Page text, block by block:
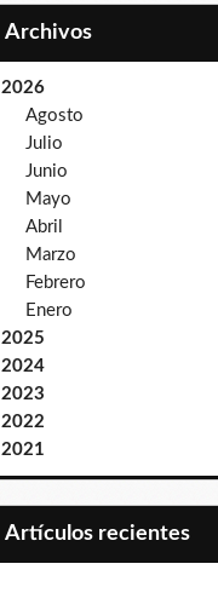
Archivos
2026
Agosto
Julio
Junio
Mayo
Abril
Marzo
Febrero
Enero
2025
2024
2023
2022
2021
Artículos recientes